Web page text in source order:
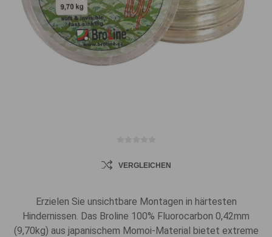
VERGLEICHEN
Erzielen Sie unsichtbare Montagen in härtesten
Hindernissen. Das Broline 100% Fluorocarbon 0,42mm
(9,70kg) aus japanischem Momoi-Material bietet extreme